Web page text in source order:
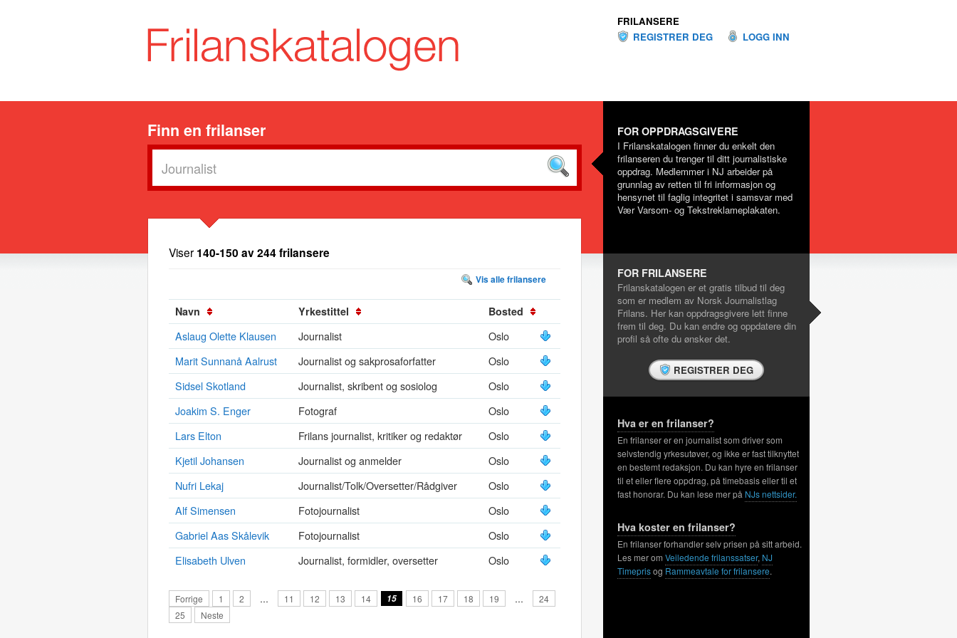
FRILANSERE
REGISTRER DEG
LOGG INN
Finn en frilanser FOR OPPDRAGSGIVERE
I Frilanskatalogen finner du enkelt den
frilanseren du trenger til ditt journalistiske
oppdrag. Medlemmer i NJ arbeider på
grunnlag av retten til fri informasjon og
hensynet til faglig integritet i samsvar med
Vær Varsom- og Tekstreklameplakaten.
Viser 140-150 av 244 frilansere
Vis alle frilansere
Navn Yrkestittel Bosted
Aslaug Olette Klausen Journalist
Oslo
Marit Sunnanå Aalrust
Journalist og sakprosaforfatter
Oslo
Sidsel Skotland
Journalist, skribent og sosiolog
Oslo
Joakim S. Enger
Fotograf
Oslo
Lars Elton
Frilans journalist, kritiker og redaktør
Oslo
Kjetil Johansen
Journalist og anmelder
Oslo
Nufri Lekaj
Journalist/Tolk/Oversetter/Rådgiver
Oslo
Alf Simensen
Fotojournalist
Oslo
Gabriel Aas Skålevik
Fotojournalist
Oslo
Elisabeth Ulven
Journalist, formidler, oversetter Oslo
Forrige 1 2 … 11 12 13 14 15 16 17 18 19 …
24
25
Neste
FOR FRILANSERE
Frilanskatalogen er et gratis tilbud til deg
som er medlem av Norsk Journalistlag
Frilans. Her kan oppdragsgivere lett finne
frem til deg. Du kan endre og oppdatere din
profil så ofte du ønsker det.
REGISTRER DEG
Hva er en frilanser?
En frilanser er en journalist som driver som
selvstendig yrkesutøver, og ikke er fast tilknyttet
en bestemt redaksjon. Du kan hyre en frilanser
til et eller flere oppdrag, på timebasis eller til et
fast honorar. Du kan lese mer på NJs nettsider.
Hva koster en frilanser?
En frilanser forhandler selv prisen på sitt arbeid.
Les mer om Veiledende frilanssatser, NJ
Timeprisog Rammeavtale for frilansere.